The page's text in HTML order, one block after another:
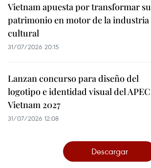
Vietnam apuesta por transformar su
patrimonio en motor de la industria
cultural
31/07/2026 20:15
Lanzan concurso para diseño del
logotipo e identidad visual del APEC
Vietnam 2027
31/07/2026 12:08
Descargar